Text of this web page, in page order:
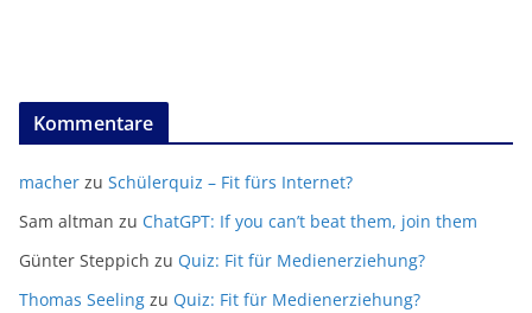
Kommentare
macher zu Schülerquiz – Fit fürs Internet?
Sam altman zu ChatGPT: If you can’t beat them, join them
Günter Steppich zu Quiz: Fit für Medienerziehung?
Thomas Seeling zu Quiz: Fit für Medienerziehung?